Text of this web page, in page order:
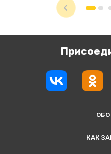
КАК